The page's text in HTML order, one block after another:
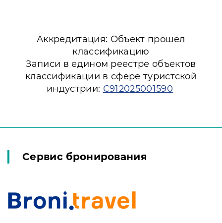
Аккредитация: Объект прошёл
классификацию
Записи в едином реестре объектов
классификации в сфере туристской
индустрии: С912025001590
Сервис бронирования